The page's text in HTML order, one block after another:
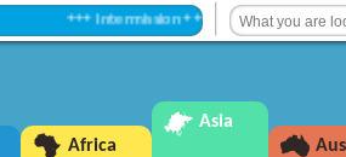
+++ Intermission +++
Africa
Asia